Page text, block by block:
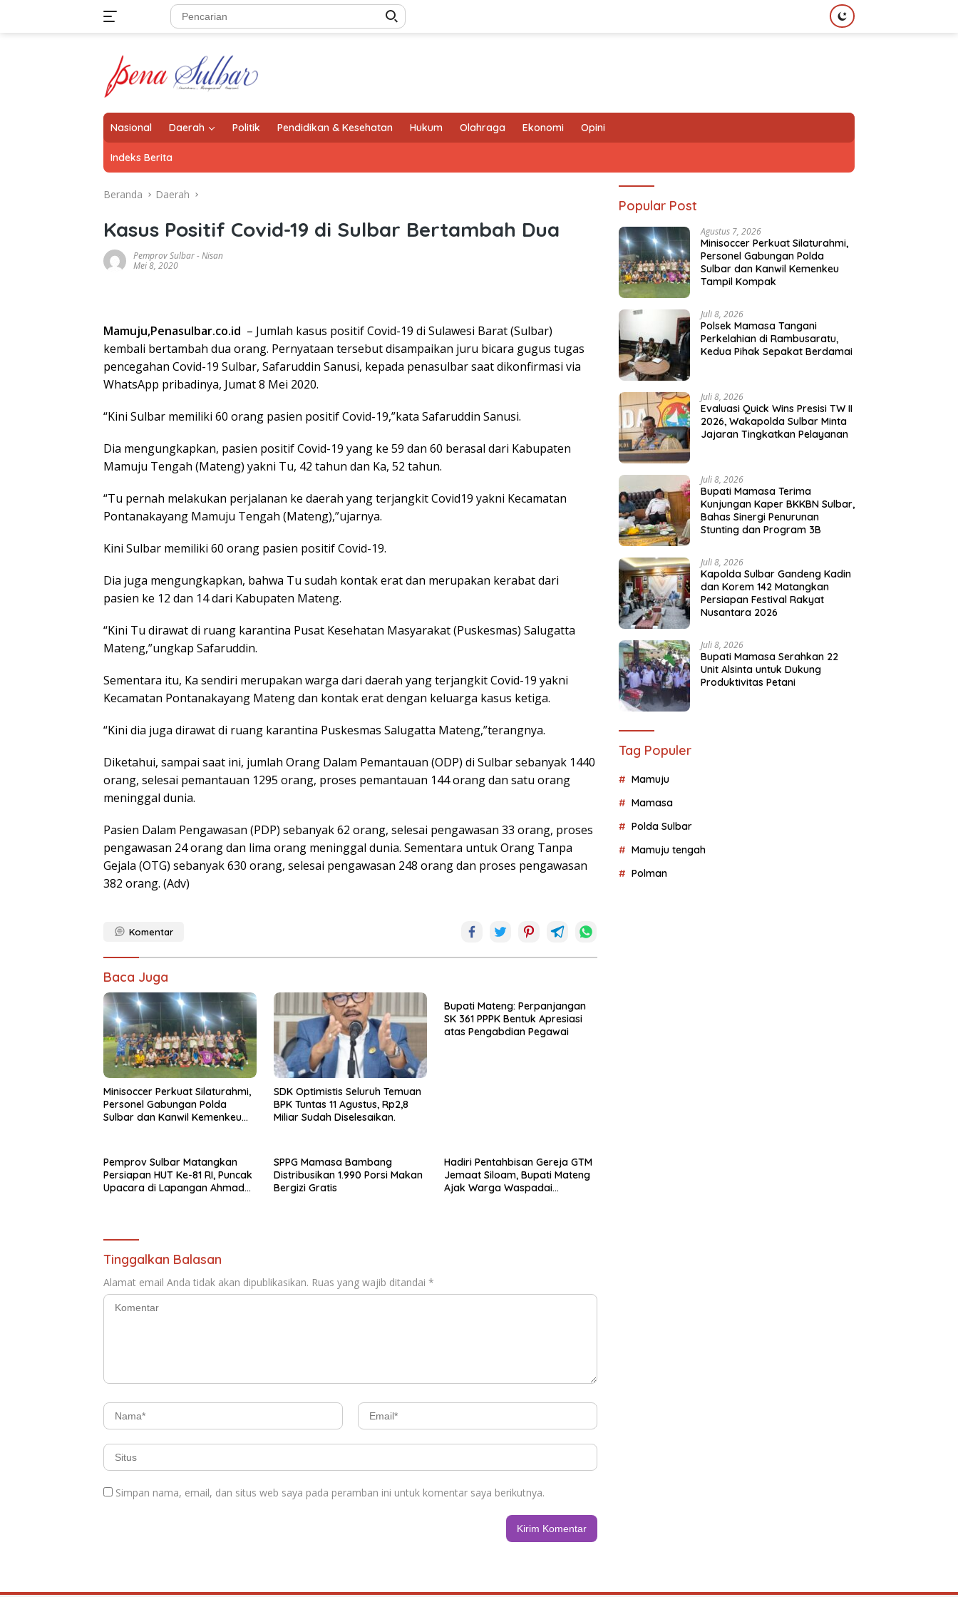
Nasional Daerah Politik Pendidikan & Kesehatan Hukum Olahraga Ekonomi Opini
Indeks Berita
Beranda Daerah
Kasus Positif Covid-19 di Sulbar Bertambah Dua
Pemprov Sulbar-Nisan
Mei 8, 2020
Mamuju,Penasulbar.co.id – Jumlah kasus positif Covid-19 di Sulawesi Barat (Sulbar)
kembali bertambah dua orang. Pernyataan tersebut disampaikan juru bicara gugus tugas
pencegahan Covid-19 Sulbar, Safaruddin Sanusi, kepada penasulbar saat dikonfirmasi via
WhatsApp pribadinya, Jumat 8 Mei 2020.
“Kini Sulbar memiliki 60 orang pasien positif Covid-19,”kata Safaruddin Sanusi.
Dia mengungkapkan, pasien positif Covid-19 yang ke 59 dan 60 berasal dari Kabupaten
Mamuju Tengah (Mateng) yakni Tu, 42 tahun dan Ka, 52 tahun.
“Tu pernah melakukan perjalanan ke daerah yang terjangkit Covid19 yakni Kecamatan
Pontanakayang Mamuju Tengah (Mateng),”ujarnya.
Kini Sulbar memiliki 60 orang pasien positif Covid-19.
Dia juga mengungkapkan, bahwa Tu sudah kontak erat dan merupakan kerabat dari
pasien ke 12 dan 14 dari Kabupaten Mateng.
“Kini Tu dirawat di ruang karantina Pusat Kesehatan Masyarakat (Puskesmas) Salugatta
Mateng,”ungkap Safaruddin.
Sementara itu, Ka sendiri merupakan warga dari daerah yang terjangkit Covid-19 yakni
Kecamatan Pontanakayang Mateng dan kontak erat dengan keluarga kasus ketiga.
“Kini dia juga dirawat di ruang karantina Puskesmas Salugatta Mateng,”terangnya.
Diketahui, sampai saat ini, jumlah Orang Dalam Pemantauan (ODP) di Sulbar sebanyak 1440
orang, selesai pemantauan 1295 orang, proses pemantauan 144 orang dan satu orang
meninggal dunia.
Pasien Dalam Pengawasan (PDP) sebanyak 62 orang, selesai pengawasan 33 orang, proses
pengawasan 24 orang dan lima orang meninggal dunia. Sementara untuk Orang Tanpa
Gejala (OTG) sebanyak 630 orang, selesai pengawasan 248 orang dan proses pengawasan
382 orang. (Adv)
Komentar
Baca Juga
Minisoccer Perkuat Silaturahmi,
Personel Gabungan Polda
Sulbar dan Kanwil Kemenkeu
SDK Optimistis Seluruh Temuan
BPK Tuntas 11 Agustus, Rp2,8
Miliar Sudah Diselesaikan.
Bupati Mateng: Perpanjangan
SK 361 PPPK Bentuk Apresiasi
atas Pengabdian Pegawai
Pemprov Sulbar Matangkan
Persiapan HUT Ke-81 RI, Puncak
Upacara di Lapangan Ahmad
SPPG Mamasa Bambang
Distribusikan 1.990 Porsi Makan
Bergizi Gratis
Hadiri Pentahbisan Gereja GTM
Jemaat Siloam, Bupati Mateng
Ajak Warga Waspadai
Tinggalkan Balasan
Alamat email Anda tidak akan dipublikasikan. Ruas yang wajib ditandai *
Simpan nama, email, dan situs web saya pada peramban ini untuk komentar saya berikutnya.
Popular Post
Agustus 7, 2026
Minisoccer Perkuat Silaturahmi,
Personel Gabungan Polda
Sulbar dan Kanwil Kemenkeu
Tampil Kompak
Juli 8, 2026
Polsek Mamasa Tangani
Perkelahian di Rambusaratu,
Kedua Pihak Sepakat Berdamai
Juli 8, 2026
Evaluasi Quick Wins Presisi TW II
2026, Wakapolda Sulbar Minta
Jajaran Tingkatkan Pelayanan
Juli 8, 2026
Bupati Mamasa Terima
Kunjungan Kaper BKKBN Sulbar,
Bahas Sinergi Penurunan
Stunting dan Program 3B
Juli 8, 2026
Kapolda Sulbar Gandeng Kadin
dan Korem 142 Matangkan
Persiapan Festival Rakyat
Nusantara 2026
Juli 8, 2026
Bupati Mamasa Serahkan 22
Unit Alsinta untuk Dukung
Produktivitas Petani
Tag Populer
Mamuju
Mamasa
Polda Sulbar
Mamuju tengah
Polman